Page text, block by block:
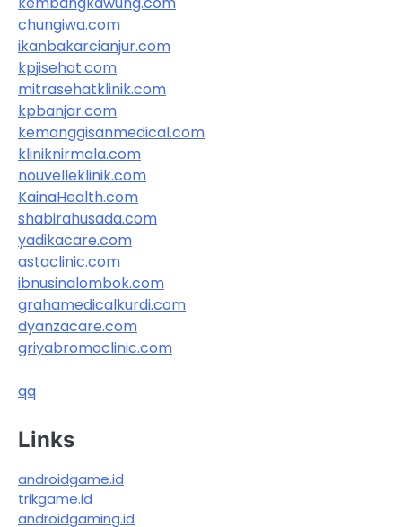
chungiwa.com
ikanbakarcianjur.com
kpjisehat.com
mitrasehatklinik.com
kpbanjar.com
kemanggisanmedical.com
kliniknirmala.com
nouvelleklinik.com
KainaHealth.com
shabirahusada.com
yadikacare.com
astaclinic.com
ibnusinalombok.com
grahamedicalkurdi.com
dyanzacare.com
griyabromoclinic.com
qq
Links
androidgame.id
trikgame.id
androidgaming.id